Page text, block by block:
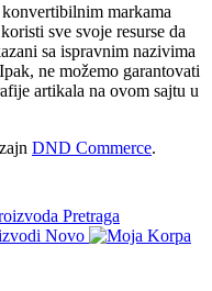
markama
sve svoje resurse da
sa ispravnim nazivima
ne možemo garantovati
artikala na ovom sajtu u
DND Commerce.
Pretraga
Novo